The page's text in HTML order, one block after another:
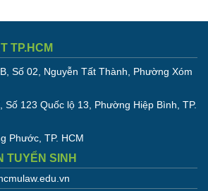
TP.HCM
Số 02, Nguyễn Tất Thành, Phường Xóm
Số 123 Quốc lộ 13, Phường Hiệp Bình, TP.
Phước, TP. HCM
TUYỂN SINH